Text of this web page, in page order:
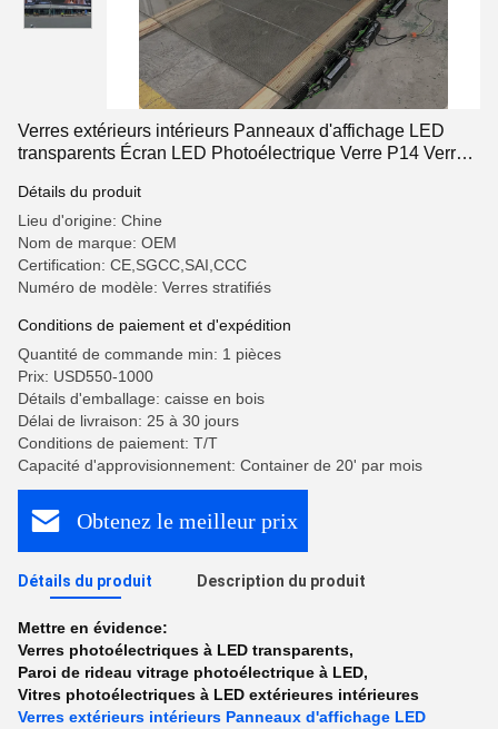
Verres extérieurs intérieurs Panneaux d'affichage LED
transparents Écran LED Photoélectrique Verre P14 Verre
Détails du produit
Lieu d'origine: Chine
Nom de marque: OEM
Certification: CE,SGCC,SAI,CCC
Numéro de modèle: Verres stratifiés
Conditions de paiement et d'expédition
Quantité de commande min: 1 pièces
Prix: USD550-1000
Détails d'emballage: caisse en bois
Délai de livraison: 25 à 30 jours
Conditions de paiement: T/T
Capacité d'approvisionnement: Container de 20' par mois
Obtenez le meilleur prix
Détails du produit Description du produit
Mettre en évidence:
Verres photoélectriques à LED transparents,
Paroi de rideau vitrage photoélectrique à LED,
Vitres photoélectriques à LED extérieures intérieures
Verres extérieurs intérieurs Panneaux d'affichage LED